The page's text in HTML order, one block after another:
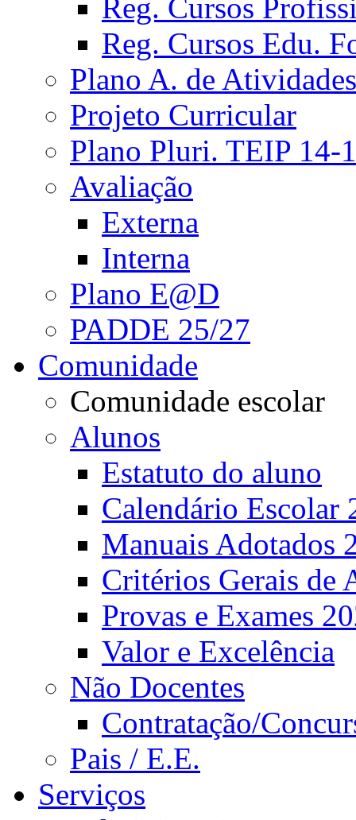
Reg. Cursos
Reg. Cursos Edu.
Plano A. de Atividades
Projeto Curricular
Plano Pluri. TEIP 14-
Avaliação
Externa
Interna
Plano E@D
PADDE 25/27
Comunidade
Comunidade escolar
Alunos
Estatuto do aluno
Calendário Escolar
Manuais Adotados
Critérios Gerais de
Provas e Exames
Valor e Excelência
Não Docentes
Contratação/
Pais / E.E.
Serviços